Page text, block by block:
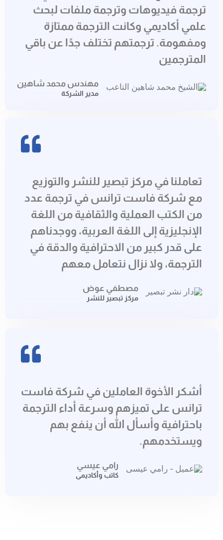
ترجمة فيديوهات وترجمة ملفات لبحث
علمي أكاديمي وكانت الترجمة ممتازة
ومفهومة. ترجمتهم تختلف جدًا عن باقي
المترجمين
مهندس محمد شاهين
مدير الشركة
تعاملنا في مركز تبصير للنشر والتوزيع
مع شركة فاست ترانس في ترجمة عدد
من الكتب العملية والثقافية من اللغة
الإنجليزية إلى اللغة العربية، ووجدناهم
على قدر كبير من الاحترافية والدقة في
الترجمة، ولا نزال نتعامل معهم
مصطفي عوض
مركز تبصير للنشر
أشكر الأخوة العاملين في شركة فاست
ترانس على تميزهم وسرعة أداء الترجمة
باحترافية وأسأل الله أن ينفع بهم
ويستخدمهم.
رامي عيسي
كاتب وأكاديمي